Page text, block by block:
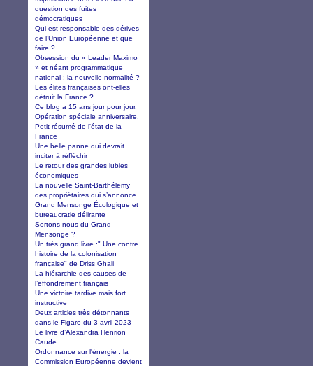
question des fuites
démocratiques
Qui est responsable des dérives
de l’Union Européenne et que
faire ?
Obsession du « Leader Maximo
» et néant programmatique
national : la nouvelle normalité ?
Les élites françaises ont-elles
détruit la France ?
Ce blog a 15 ans jour pour jour.
Opération spéciale anniversaire.
Petit résumé de l'état de la
France
Une belle panne qui devrait
inciter à réfléchir
Le retour des grandes lubies
économiques
La nouvelle Saint-Barthélemy
des propriétaires qui s’annonce
Grand Mensonge Écologique et
bureaucratie délirante
Sortons-nous du Grand
Mensonge ?
Un très grand livre :" Une contre
histoire de la colonisation
française" de Driss Ghali
La hiérarchie des causes de
l’effondrement français
Une victoire tardive mais fort
instructive
Deux articles très détonnants
dans le Figaro du 3 avril 2023
Le livre d’Alexandra Henrion
Caude
Ordonnance sur l'énergie : la
Commission Européenne devient